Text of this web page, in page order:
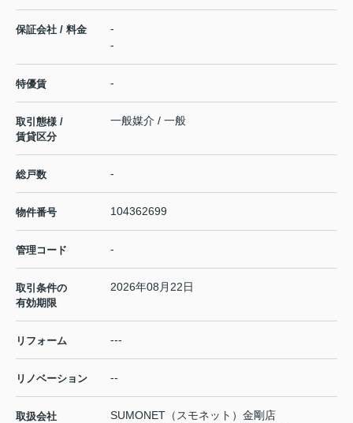
保証会社 / 料金
-
-
特優賃 -
取引態様 /
賃貸区分
一般媒介 / 一般
総戸数 -
物件番号 104362699
管理コード -
取引条件の
有効期限
2026年08月22日
リフォーム ---
リノベーション --
取扱会社
SUMONET（スモネット）金剛店